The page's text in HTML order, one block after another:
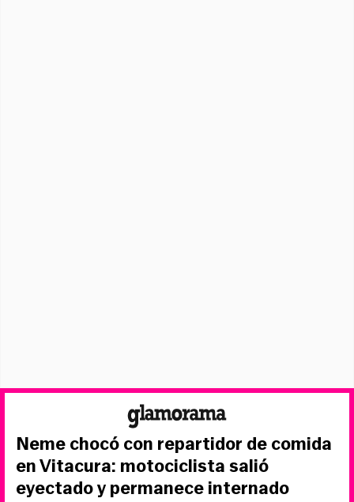
Neme chocó con repartidor de comida
en Vitacura: motociclista salió
eyectado y permanece internado